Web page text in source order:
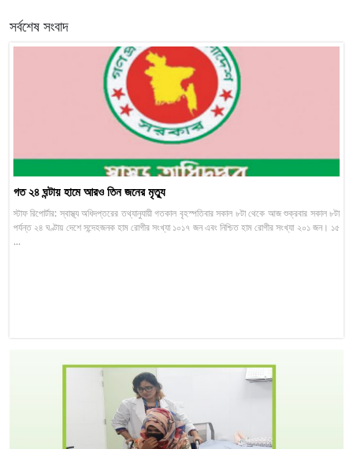
সর্বশেষ সংবাদ
গত ২৪ ঘন্টায় হামে আরও তিন জনের মৃত্যু
স্টাফ রিপোর্টার: স্বাস্থ্য অধিদপ্তরের তথ্যানুযায়ী গতকাল বৃহস্পতিবার সকাল ৮টা থেকে আজ শুক্রবার সকাল ৮টা
পর্যন্ত ২৪ ঘণ্টায় দেশে সন্দেহজনক হাম রোগীর সংখ্যা ১০১৭ জন এবং নিশ্চিত হাম রোগীর সংখ্যা ২০১ জন। ১৫
...